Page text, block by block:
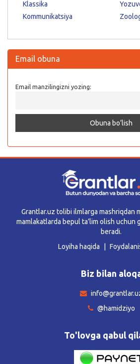
Klassika
Kommunikatsiya
Email obuna
Email manzilingizni yozing:
Grantlar.uz tolibi ilmlarga mashriqdan
mamlakatlarda bepul ta’lim olish uchun
beradi.
Loyiha haqida
Biz bilan
@hamidziyo
To'lovga qabul